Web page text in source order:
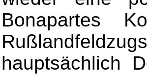
Bonapartes
hauptsächlich